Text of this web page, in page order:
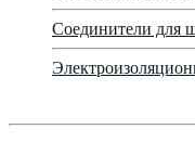
Соединители для